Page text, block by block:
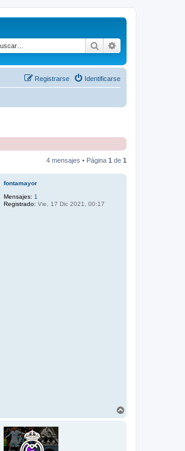
Buscar
Identificarse
Registrarse
4 mensajes • Página 1 de 1
fontamayor
Mensajes: 1
Registrado: Vie, 17 Dic 2021, 00:17